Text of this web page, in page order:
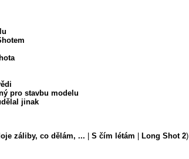
pro stavbu modelu
jinak
záliby, co dělám, ... S čím létám Long Shot 2)